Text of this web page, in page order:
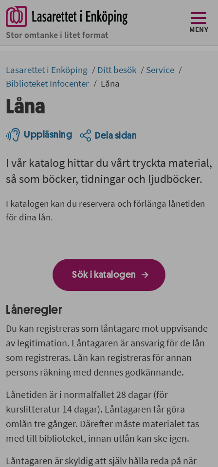
Stor omtanke i litet format MENY
Lasarettet i Enköping Ditt besök
Service
Biblioteket Infocenter
Låna
Låna
Uppläsning Dela sidan
I vår katalog hittar du vårt tryckta material,
så som böcker, tidningar och ljudböcker.
I katalogen kan du reservera och förlänga lånetiden
för dina lån.
Sök i katalogen
Låneregler
Du kan registreras som låntagare mot uppvisande
av legitimation. Låntagaren är ansvarig för de lån
som registreras. Lån kan registreras för annan
persons räkning med dennes godkännande.
Lånetiden är i normalfallet 28 dagar (för
kurslitteratur 14 dagar). Låntagaren får göra
omlån tre gånger. Därefter måste materialet tas
med till biblioteket, innan utlån kan ske igen.
Låntagaren är skyldig att själv hålla reda på när